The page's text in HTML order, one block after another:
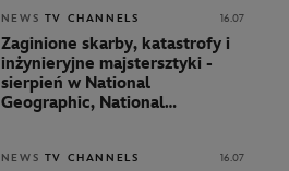
NEWS TV CHANNELS 16.07
Zaginione skarby, katastrofy i
inżynieryjne majstersztyki -
sierpień w National
Geographic, National
NEWS TV CHANNELS 16.07